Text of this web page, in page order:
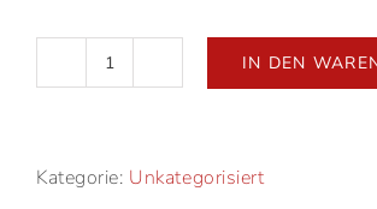
Kassler
IN DEN
Kategorie: Unkategorisiert